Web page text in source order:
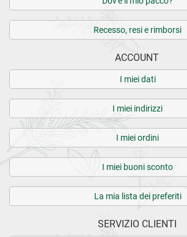
Recesso, resi e rimborsi
ACCOUNT
I miei dati
I miei indirizzi
I miei ordini
I miei buoni sconto
La mia lista dei preferiti
SERVIZIO CLIENTI